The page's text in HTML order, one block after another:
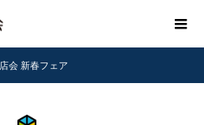
会 新春フェア